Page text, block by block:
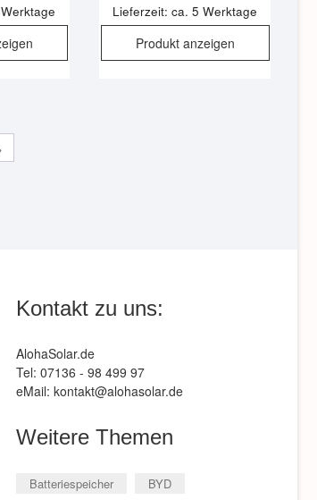
Lieferzeit: ca. 5 Werktage
Produkt anzeigen
Kontakt zu uns:
AlohaSolar.de
Tel: 07136 - 98 499 97
eMail: kontakt@alohasolar.de
Weitere Themen
Batteriespeicher BYD